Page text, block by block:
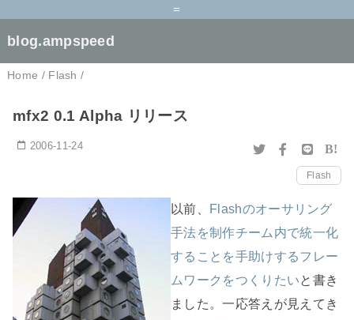
=
blog.ampspeed
Home / Flash /
mfx2 0.1 Alpha リリース
2006-11-24 B!
Flash
以前、
Flashのオーサリング
手法を制作チーム内で統一化
することを手助けするフレー
ムワークをつくりたいと書き
ました。一応答えが見えてき